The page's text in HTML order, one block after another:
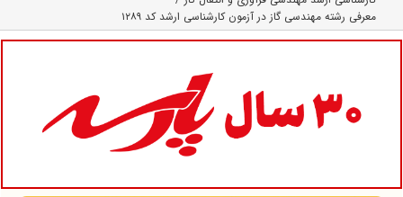
معرفی رشته مهندسی گاز در آزمون کارشناسی ارشد کد ۱۲۸۹